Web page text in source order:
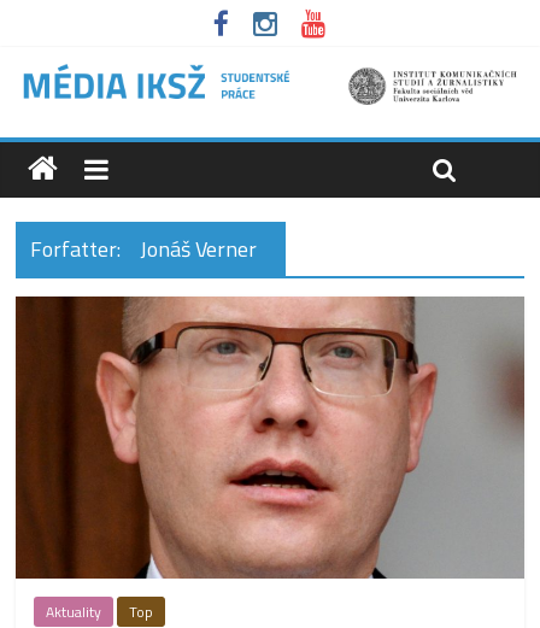
Forfatter: Jonáš Verner
Aktuality Top